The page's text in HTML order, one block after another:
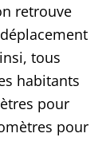
retrouve
tous
habitants
pour
pour